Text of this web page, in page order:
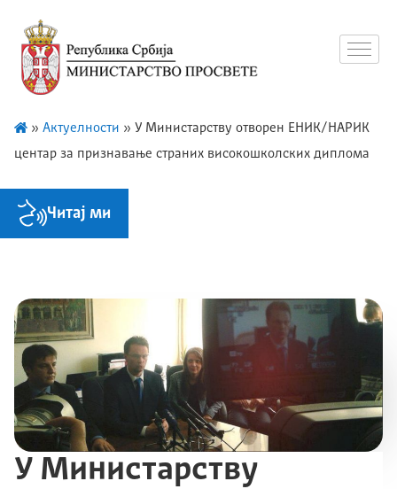
» Актуелности » У Министарству отворен EНИK/НAРИK
центар за признавање страних високошколских диплома
Читај ми
У Министарству